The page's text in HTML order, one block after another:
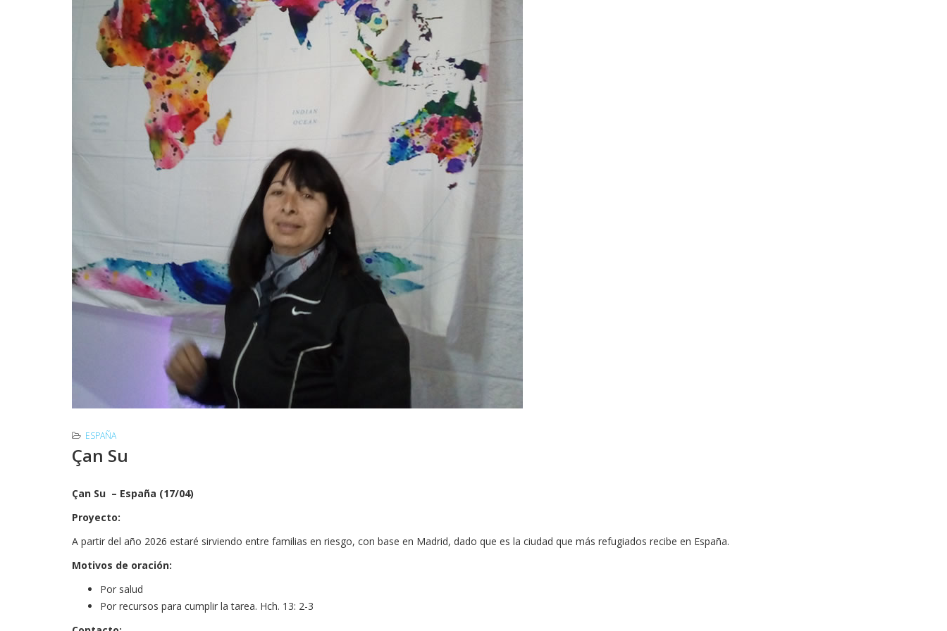
ESPAÑA
Çan Su
Çan Su – España (17/04)
Proyecto:
A partir del año 2026 estaré sirviendo entre familias en riesgo, con base en Madrid, dado que es la ciudad que más refugiados recibe en España.
Motivos de oración:
Por salud
Por recursos para cumplir la tarea. Hch. 13: 2-3